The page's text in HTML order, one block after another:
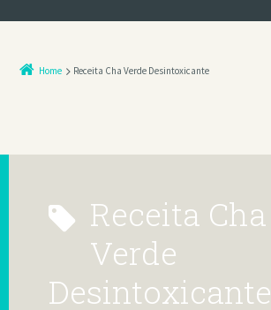
Home Receita Cha Verde Desintoxicante
Receita Cha
Verde
Desintoxicante